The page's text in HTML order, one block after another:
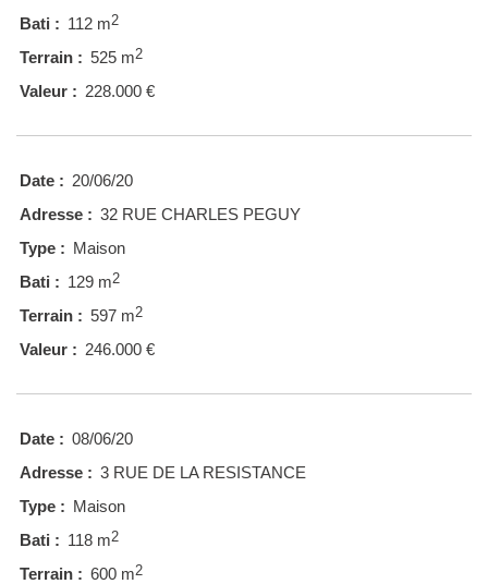
Bati : 112 m2
Terrain : 525 m2
Valeur : 228.000 €
Date : 20/06/20
Adresse : 32 RUE CHARLES PEGUY
Type : Maison
Bati : 129 m2
Terrain : 597 m2
Valeur : 246.000 €
Date : 08/06/20
Adresse : 3 RUE DE LA RESISTANCE
Type : Maison
Bati : 118 m2
Terrain : 600 m2